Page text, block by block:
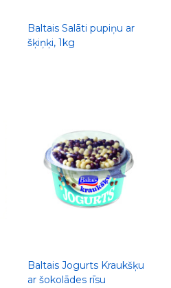
Baltais Salāti pupiņu ar
šķiņķi, 1kg
Baltais Jogurts Kraukšķu
ar šokolādes rīsu